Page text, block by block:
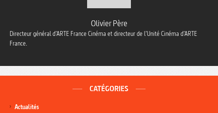
Olivier Père
Directeur général d’ARTE France Cinéma et directeur de l’Unité Cinéma d’ARTE
France.
CATÉGORIES
Actualités